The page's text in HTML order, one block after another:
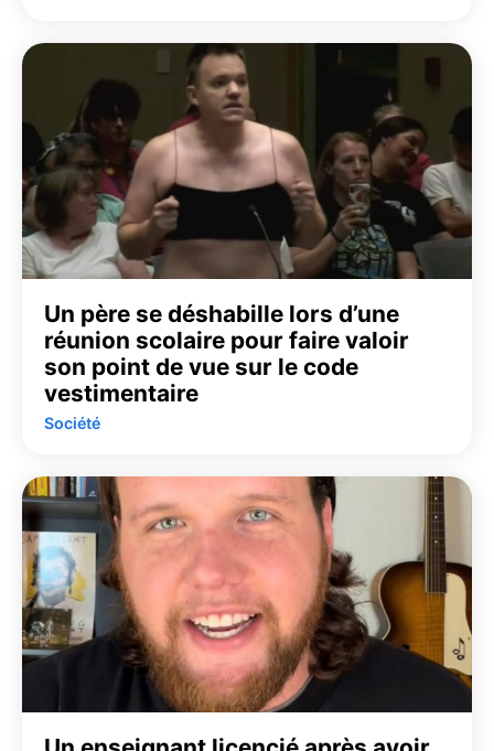
Un père se déshabille lors d’une
réunion scolaire pour faire valoir
son point de vue sur le code
vestimentaire
Société